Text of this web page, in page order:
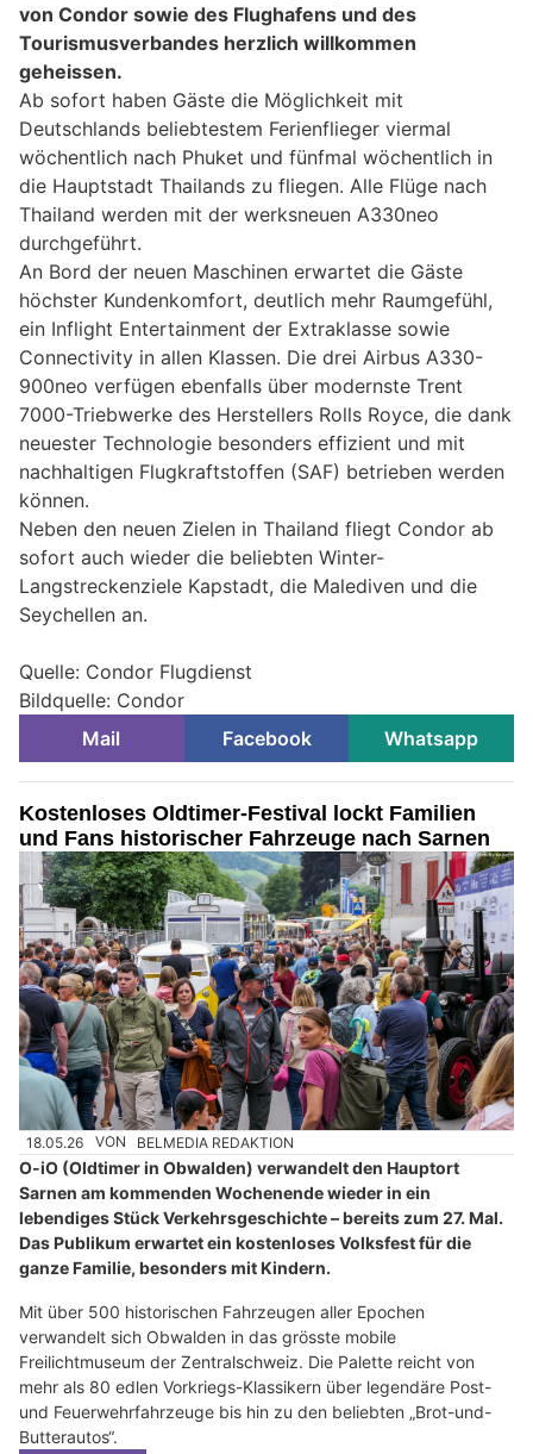
von Condor sowie des Flughafens und des
Tourismusverbandes herzlich willkommen
geheissen.
Ab sofort haben Gäste die Möglichkeit mit
Deutschlands beliebtestem Ferienflieger viermal
wöchentlich nach Phuket und fünfmal wöchentlich in
die Hauptstadt Thailands zu fliegen. Alle Flüge nach
Thailand werden mit der werksneuen A330neo
durchgeführt.
An Bord der neuen Maschinen erwartet die Gäste
höchster Kundenkomfort, deutlich mehr Raumgefühl,
ein Inflight Entertainment der Extraklasse sowie
Connectivity in allen Klassen. Die drei Airbus A330-
900neo verfügen ebenfalls über modernste Trent
7000-Triebwerke des Herstellers Rolls Royce, die dank
neuester Technologie besonders effizient und mit
nachhaltigen Flugkraftstoffen (SAF) betrieben werden
können.
Neben den neuen Zielen in Thailand fliegt Condor ab
sofort auch wieder die beliebten Winter-
Langstreckenziele Kapstadt, die Malediven und die
Seychellen an.
Quelle: Condor Flugdienst
Bildquelle: Condor
Mail
Facebook Whatsapp
Kostenloses Oldtimer-Festival lockt Familien
und Fans historischer Fahrzeuge nach Sarnen
18.05.26 VON BELMEDIA REDAKTION
O-iO (Oldtimer in Obwalden) verwandelt den Hauptort
Sarnen am kommenden Wochenende wieder in ein
lebendiges Stück Verkehrsgeschichte – bereits zum 27. Mal.
Das Publikum erwartet ein kostenloses Volksfest für die
ganze Familie, besonders mit Kindern.
Mit über 500 historischen Fahrzeugen aller Epochen
verwandelt sich Obwalden in das grösste mobile
Freilichtmuseum der Zentralschweiz. Die Palette reicht von
mehr als 80 edlen Vorkriegs-Klassikern über legendäre Post-
und Feuerwehrfahrzeuge bis hin zu den beliebten „Brot-und-
Butterautos“.